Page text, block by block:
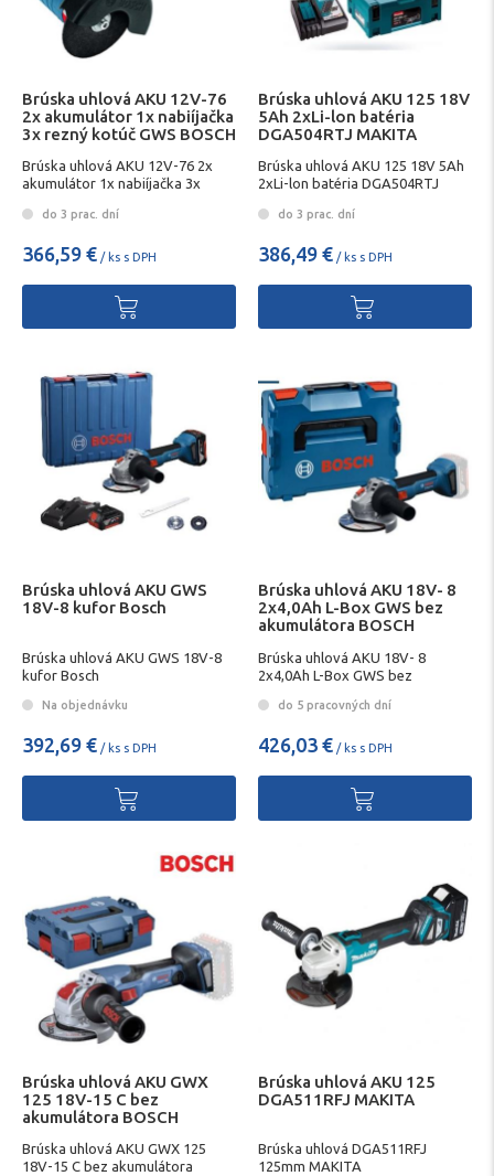
Brúska uhlová AKU 12V-76
2x akumulátor 1x nabiíjačka
3x rezný kotúč GWS BOSCH
Brúska uhlová AKU 12V-76 2x
akumulátor 1x nabiíjačka 3x
do 3 prac. dní
366,59 € / ks s DPH
Brúska uhlová AKU 125 18V
5Ah 2xLi-lon batéria
DGA504RTJ MAKITA
Brúska uhlová AKU 125 18V 5Ah
2xLi-lon batéria DGA504RTJ
do 3 prac. dní
386,49 € / ks s DPH
Brúska uhlová AKU GWS
18V-8 kufor Bosch
Brúska uhlová AKU GWS 18V-8
kufor Bosch
Na objednávku
392,69 € / ks s DPH
Brúska uhlová AKU 18V- 8
2x4,0Ah L-Box GWS bez
akumulátora BOSCH
Brúska uhlová AKU 18V- 8
2x4,0Ah L-Box GWS bez
do 5 pracovných dní
426,03 € / ks s DPH
Brúska uhlová AKU GWX
125 18V-15 C bez
akumulátora BOSCH
Brúska uhlová AKU GWX 125
18V-15 C bez akumulátora
Brúska uhlová AKU 125
DGA511RFJ MAKITA
Brúska uhlová DGA511RFJ
125mm MAKITA